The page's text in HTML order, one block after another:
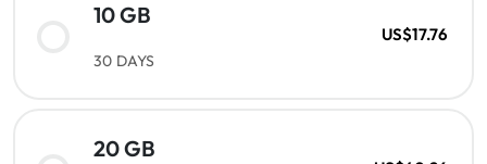
10 GB
30 DAYS
US$17.76
20 GB